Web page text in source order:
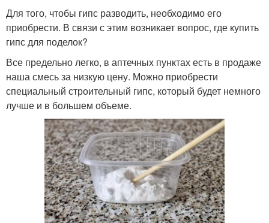
Для того, чтобы гипс разводить, необходимо его
приобрести. В связи с этим возникает вопрос, где купить
гипс для поделок?
Все предельно легко, в аптечных пунктах есть в продаже
наша смесь за низкую цену. Можно приобрести
специальный строительный гипс, который будет немного
лучше и в большем объеме.